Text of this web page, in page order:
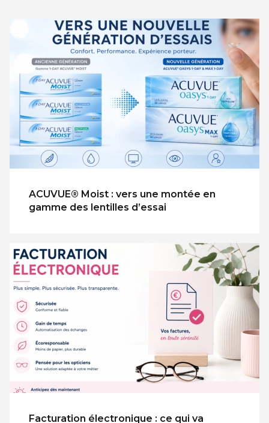
ACUVUE® Moist : vers une montée en
gamme des lentilles d’essai
Facturation électronique : ce qui va